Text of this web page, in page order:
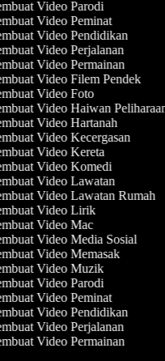
Video Parodi
Video Peminat
Video Pendidikan
Video Perjalanan
Video Permainan
Video Filem Pendek
Video Foto
Video Haiwan Peliharaan
Video Hartanah
Video Kecergasan
Video Kereta
Video Komedi
Video Lawatan
Video Lawatan Rumah
Video Lirik
Video Mac
Video Media Sosial
Video Memasak
Video Muzik
Video Parodi
Video Peminat
Video Pendidikan
Video Perjalanan
Video Permainan